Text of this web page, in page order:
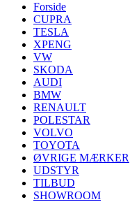
Forside
CUPRA
TESLA
XPENG
VW
SKODA
AUDI
BMW
RENAULT
POLESTAR
VOLVO
TOYOTA
ØVRIGE MÆRKER
UDSTYR
TILBUD
SHOWROOM